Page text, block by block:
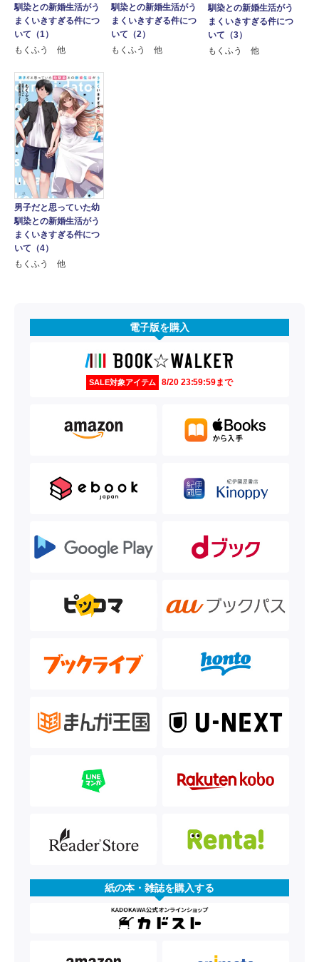
馴染との新婚生活がう
まくいきすぎる件につ
いて（1）
もくふう 他
馴染との新婚生活がう
まくいきすぎる件につ
いて（2）
もくふう 他
馴染との新婚生活がう
まくいきすぎる件につ
いて（3）
もくふう 他
男子だと思っていた幼
馴染との新婚生活がう
まくいきすぎる件につ
いて（4）
もくふう 他
電子版を購入
SALE対象アイテム 8/20 23:59:59まで
紙の本・雑誌を購入する